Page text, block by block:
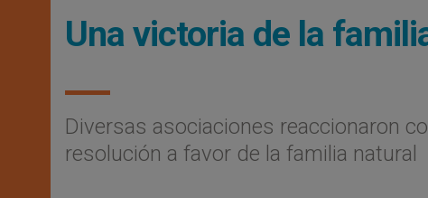
Una victoria de la
Diversas asociaciones reaccionaron
resolución a favor de la familia natural